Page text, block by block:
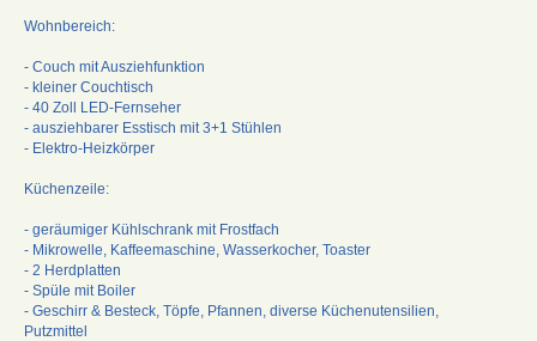
Wohnbereich:
- Couch mit Ausziehfunktion
- kleiner Couchtisch
- 40 Zoll LED-Fernseher
- ausziehbarer Esstisch mit 3+1 Stühlen
- Elektro-Heizkörper
Küchenzeile:
- geräumiger Kühlschrank mit Frostfach
- Mikrowelle, Kaffeemaschine, Wasserkocher, Toaster
- 2 Herdplatten
- Spüle mit Boiler
- Geschirr & Besteck, Töpfe, Pfannen, diverse Küchenutensilien,
Putzmittel